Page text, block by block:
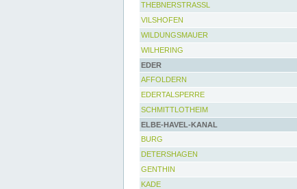
THEBNERSTRASSL
VILSHOFEN
WILDUNGSMAUER
WILHERING
EDER
AFFOLDERN
EDERTALSPERRE
SCHMITTLOTHEIM
ELBE-HAVEL-KANAL
BURG
DETERSHAGEN
GENTHIN
KADE